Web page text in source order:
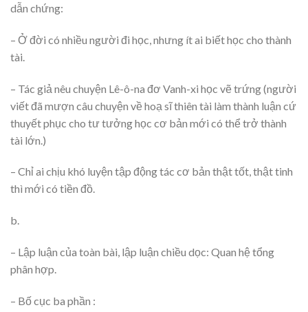
dẫn chứng:
– Ở đời có nhiều người đi học, nhưng ít ai biết học cho thành
tài.
– Tác giả nêu chuyện Lê-ô-na đơ Vanh-xi học vẽ trứng (người
viết đã mượn câu chuyện về hoạ sĩ thiên tài làm thành luận cứ
thuyết phục cho tư tưởng học cơ bản mới có thể trở thành
tài lớn.)
– Chỉ ai chịu khó luyện tập động tác cơ bản thật tốt, thật tinh
thì mới có tiền đồ.
b.
– Lập luận của toàn bài, lập luận chiều dọc: Quan hệ tổng
phân hợp.
– Bố cục ba phần :